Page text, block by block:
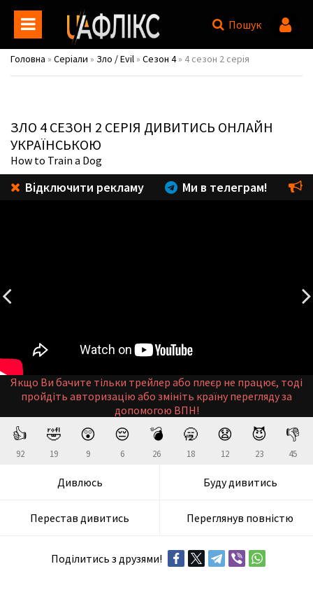
Пошук
Головна » Серіали » Зло / Evil » Сезон 4» 4 сезон 2 серія
ЗЛО 4 СЕЗОН 2 СЕРІЯ ДИВИТИСЬ ОНЛАЙН
УКРАЇНСЬКОЮ
How to Train a Dog
Відключити рекламу Ми в телеграм!
Якщо Ви бачите тільки трейлер або плеєр не працює, тоді
пройдіть авторизацію або змініть країну перегляду за
допомогою ВПН!
👍
92
🤣
19
😲
9
😔
6
💣
26
🥱
18
😧
12
😈
23
👎
45
Дивлюсь Буду дивитись
Перестав дивитись Переглянув повністю
Поділитись з друзями!